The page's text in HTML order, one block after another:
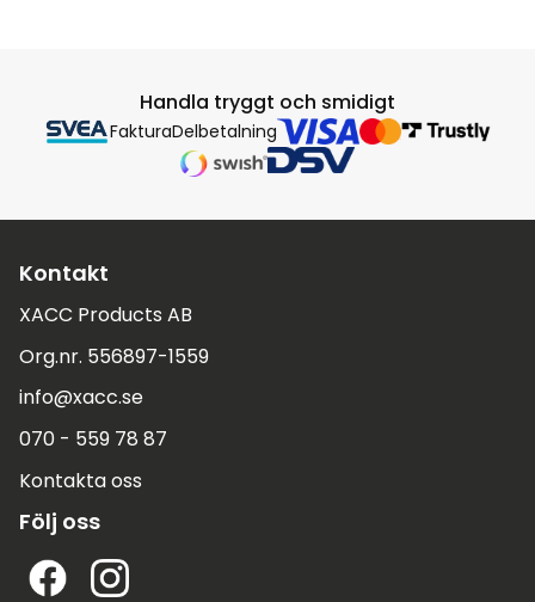
Handla tryggt och smidigt
FakturaDelbetalning
Kontakt
XACC Products AB
Org.nr. 556897-1559
info@xacc.se
070 - 559 78 87
Kontakta oss
Följ oss